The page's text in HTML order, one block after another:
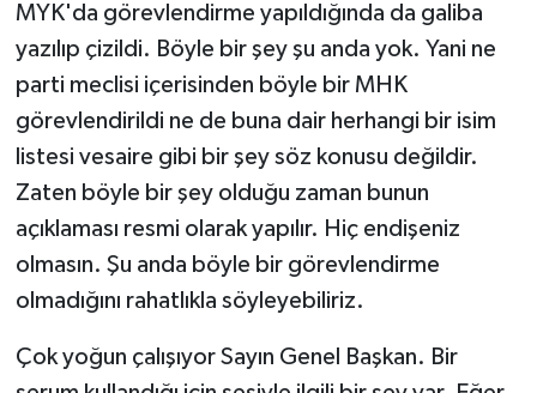
MYK'da görevlendirme yapıldığında da galiba
yazılıp çizildi. Böyle bir şey şu anda yok. Yani ne
parti meclisi içerisinden böyle bir MHK
görevlendirildi ne de buna dair herhangi bir isim
listesi vesaire gibi bir şey söz konusu değildir.
Zaten böyle bir şey olduğu zaman bunun
açıklaması resmi olarak yapılır. Hiç endişeniz
olmasın. Şu anda böyle bir görevlendirme
olmadığını rahatlıkla söyleyebiliriz.
Çok yoğun çalışıyor Sayın Genel Başkan. Bir